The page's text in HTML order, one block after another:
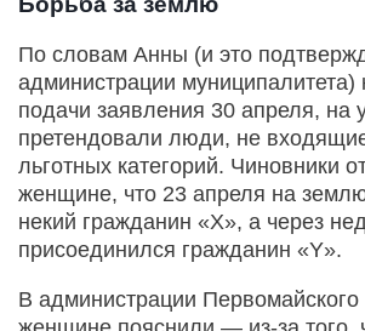
По словам Анны (и это
администрации муниципалитета)
подачи заявления 30 апреля, на
претендовали люди, не
льготных категорий. Чиновники
женщине, что 23 апреля на
некий гражданин «Х», а через
присоединился гражданин «Y».
В администрации Первомайского